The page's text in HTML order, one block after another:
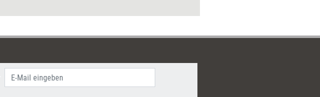
die Voraussetzung, um die
Moderationsmethoden